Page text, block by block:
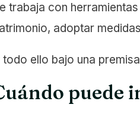
trabaja con
adoptar
todo ello bajo una
puede